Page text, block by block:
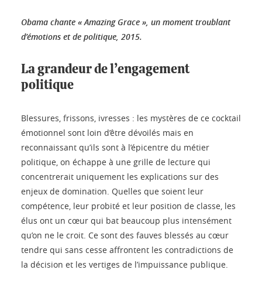
Obama chante « Amazing Grace », un moment troublant
d’émotions et de politique, 2015.
La grandeur de l’engagement
politique
Blessures, frissons, ivresses : les mystères de ce cocktail
émotionnel sont loin d’être dévoilés mais en
reconnaissant qu’ils sont à l’épicentre du métier
politique, on échappe à une grille de lecture qui
concentrerait uniquement les explications sur des
enjeux de domination. Quelles que soient leur
compétence, leur probité et leur position de classe, les
élus ont un cœur qui bat beaucoup plus intensément
qu’on ne le croit. Ce sont des fauves blessés au cœur
tendre qui sans cesse affrontent les contradictions de
la décision et les vertiges de l’impuissance publique.